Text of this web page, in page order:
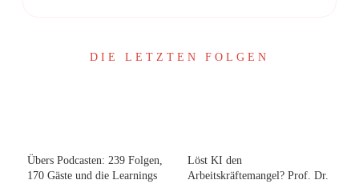
DIE LETZTEN FOLGEN
Übers Podcasten: 239 Folgen,
170 Gäste und die Learnings
Löst KI den
Arbeitskräftemangel? Prof. Dr.